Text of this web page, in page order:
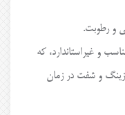
و رطوبت.
و غیراستاندارد، که
و شفت در زمان